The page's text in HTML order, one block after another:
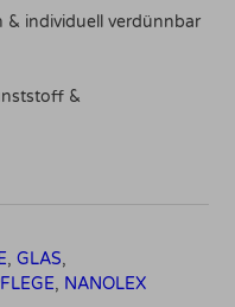
& individuell verdünnbar
&
,GLAS,
, NANOLEX